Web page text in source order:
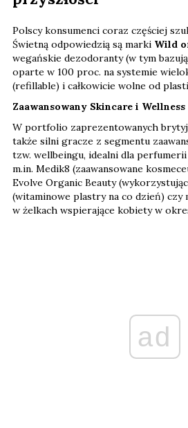
Polscy konsumenci coraz częściej
Świetną odpowiedzią są marki Wild
wegańskie dezodoranty (w tym
oparte w 100 proc. na systemie
(refillable) i całkowicie wolne od
Zaawansowany Skincare i Wellness
W portfolio zaprezentowanych
także silni gracze z segmentu
tzw. wellbeingu, idealni dla
m.in. Medik8 (zaawansowane
Evolve Organic Beauty
(witaminowe plastry na co dzień) czy
w żelkach wspierające kobiety w
ad